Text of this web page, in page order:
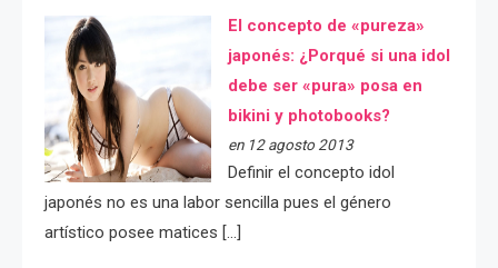
El concepto de «pureza»
japonés: ¿Porqué si una idol
debe ser «pura» posa en
bikini y photobooks?
en 12 agosto 2013
Definir el concepto idol
japonés no es una labor sencilla pues el género
artístico posee matices […]